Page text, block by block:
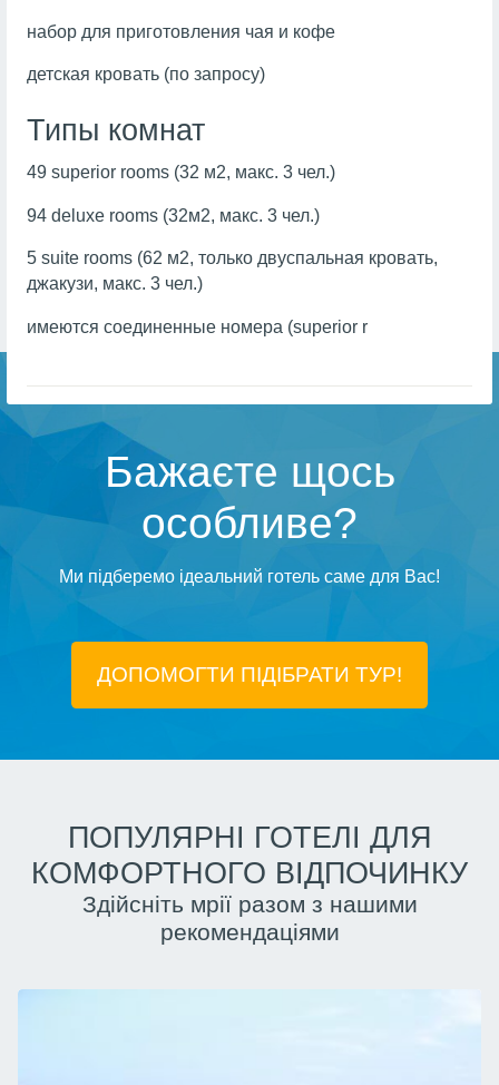
набор для приготовления чая и кофе
детская кровать (по запросу)
Типы комнат
49 superior rooms (32 м2, макс. 3 чел.)
94 deluxe rooms (32м2, макс. 3 чел.)
5 suite rooms (62 м2, только двуспальная кровать,
джакузи, макс. 3 чел.)
имеются соединенные номера (superior r
Бажаєте щось
особливе?
Ми підберемо ідеальний готель саме для Вас!
ДОПОМОГТИ ПІДIБРАТИ ТУР!
ПОПУЛЯРНІ ГОТЕЛІ ДЛЯ
КОМФОРТНОГО ВІДПОЧИНКУ
Здійсніть мрії разом з нашими
рекомендаціями